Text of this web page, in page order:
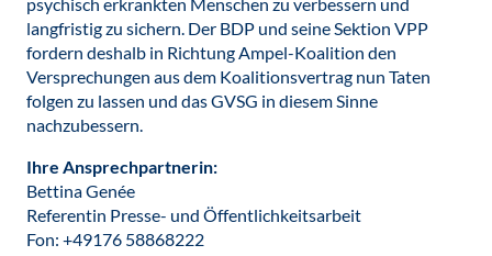
langfristig zu sichern. Der BDP und seine Sektion VPP
fordern deshalb in Richtung Ampel-Koalition den
Versprechungen aus dem Koalitionsvertrag nun Taten
folgen zu lassen und das GVSG in diesem Sinne
nachzubessern.
Ihre Ansprechpartnerin:
Bettina Genée
Referentin Presse- und Öffentlichkeitsarbeit
Fon: +49176 58868222